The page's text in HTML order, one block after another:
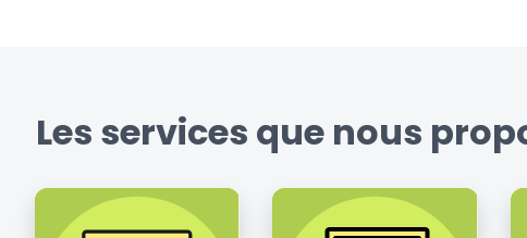
Les services que nous